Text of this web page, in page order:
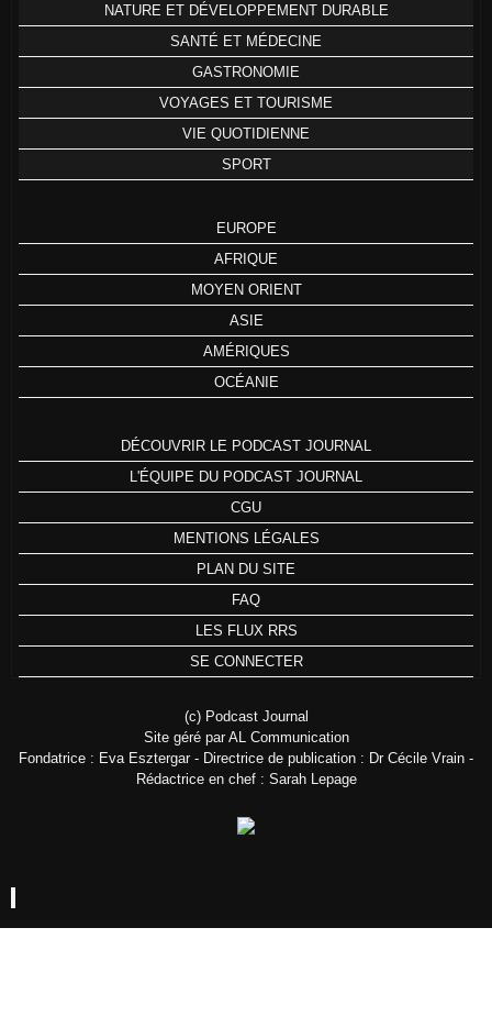
NATURE ET DÉVELOPPEMENT DURABLE
SANTÉ ET MÉDECINE
GASTRONOMIE
VOYAGES ET TOURISME
VIE QUOTIDIENNE
SPORT
EUROPE
AFRIQUE
MOYEN ORIENT
ASIE
AMÉRIQUES
OCÉANIE
DÉCOUVRIR LE PODCAST JOURNAL
L'ÉQUIPE DU PODCAST JOURNAL
CGU
MENTIONS LÉGALES
PLAN DU SITE
FAQ
LES FLUX RRS
SE CONNECTER
(c) Podcast Journal
Site géré par AL Communication
Fondatrice : Eva Esztergar - Directrice de publication : Dr Cécile Vrain -
Rédactrice en chef : Sarah Lepage